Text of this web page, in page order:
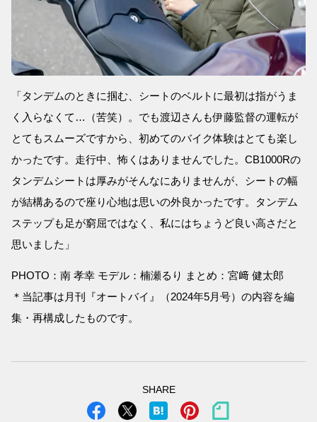
「タンデムのときに掴む、シートのベルトに最初は指がうま
く入らなくて…（苦笑）。でも渡辺さんも伊藤監督の運転が
とてもスムーズですから、初めてのバイク体験はとても楽し
かったです。走行中、怖くはありませんでした。CB1000Rの
タンデムシートは厚みがそんなにありませんが、シートの幅
が結構あるので座り心地は思いの外良かったです。タンデム
ステップも足が窮屈ではなく、私にはちょうど良い高さだと
思いました」
PHOTO：南 孝幸 モデル：楠瀬るり まとめ：宮﨑 健太郎
＊当記事は月刊『オートバイ』（2024年5月号）の内容を編
集・再構成したものです。
SHARE